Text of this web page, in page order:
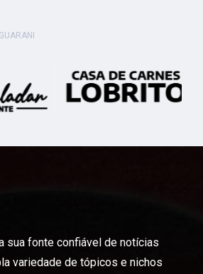
sua fonte confiável de notícias
variedade de tópicos e nichos